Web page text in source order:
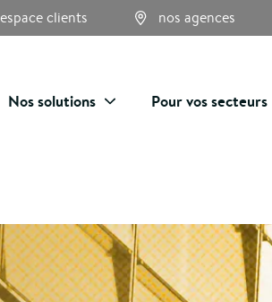
espace clients nos agences
Nos solutions Pour vos secteurs